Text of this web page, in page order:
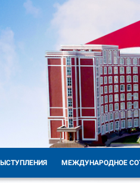
МЕЖДУНАРОДНОЕ